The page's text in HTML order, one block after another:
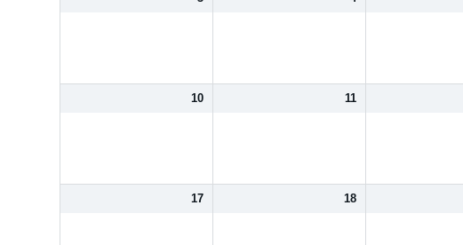
10 11
17 18